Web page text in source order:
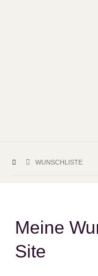
WUNSCHLISTE
Meine
Site